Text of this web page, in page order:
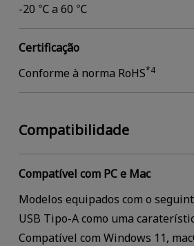
-20 ℃ a 60 ℃
Certificação
Conforme à norma RoHS*4
Compatibilidade
Compatível com PC e Mac
Modelos equipados com o
USB Tipo-A como uma
Compatível com Windows 11,